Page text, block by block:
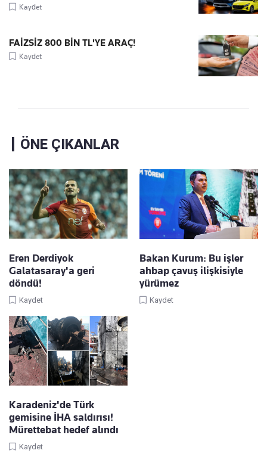
Kaydet
FAİZSİZ 800 BİN TL'YE ARAÇ!
Kaydet
ÖNE ÇIKANLAR
Eren Derdiyok
Galatasaray'a geri
döndü!
Kaydet
Bakan Kurum: Bu işler
ahbap çavuş ilişkisiyle
yürümez
Kaydet
Karadeniz'de Türk
gemisine İHA saldırısı!
Mürettebat hedef alındı
Kaydet